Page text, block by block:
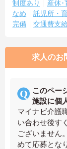
制度あり
産休･
なめ
託児所・
完備
交通費支給
求人のお
このペー
施設に個
マイナビ介護
い合わせ後す
ございません
めて応募とな